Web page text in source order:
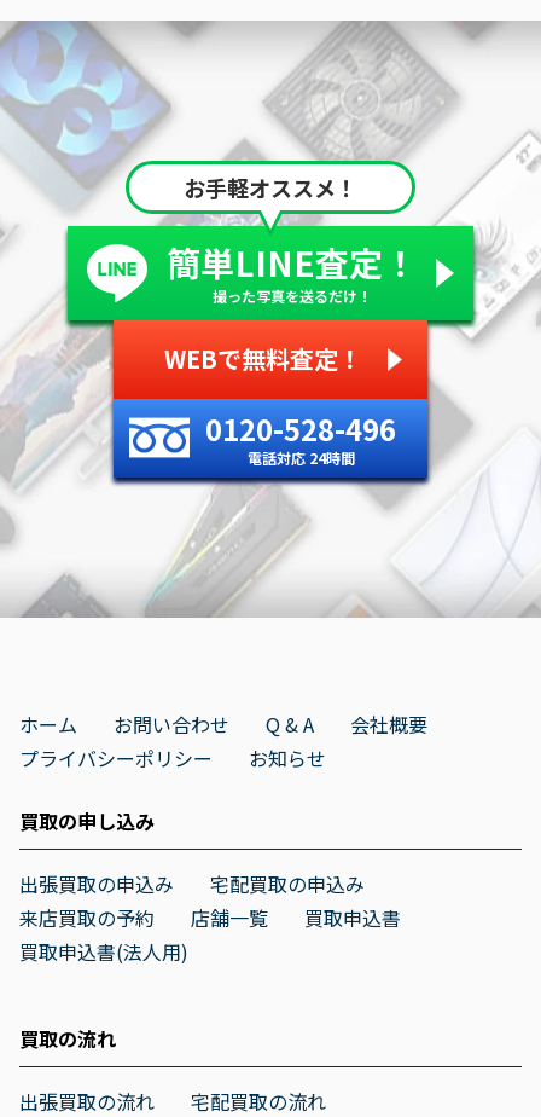
お手軽オススメ！
簡単LINE査定！
撮った写真を送るだけ！
WEBで無料査定！
0120-528-496
電話対応 24時間
ホーム お問い合わせ Q & A
会社概要
プライバシーポリシー
お知らせ
買取の申し込み
出張買取の申込み
宅配買取の申込み
来店買取の予約
店舗一覧
買取申込書
買取申込書(法人用)
買取の流れ
出張買取の流れ
宅配買取の流れ